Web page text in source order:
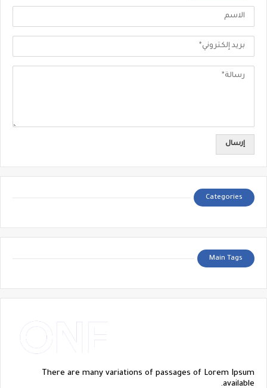
Categories
Main Tags
There are many variations of passages of Lorem Ipsum
available.